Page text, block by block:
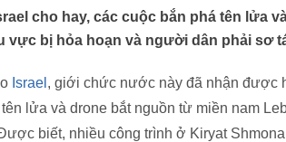
cho hay, các cuộc bắn phá tên lửa
vực bị hỏa hoạn và người dân phải sơ
Israel , giới chức nước này đã nhận được
lửa và drone bắt nguồn từ miền nam
biết, nhiều công trình ở Kiryat